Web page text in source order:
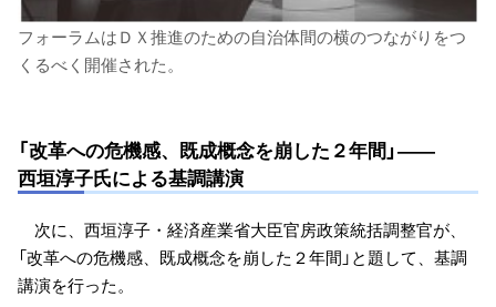
フォーラムはＤＸ推進のための自治体間の横のつながりをつ
くるべく開催された。
「改革への危機感、既成概念を崩した２年間」――
西垣淳子氏による基調講演
次に、西垣淳子・経済産業省大臣官房政策統括調整官が、
「改革への危機感、既成概念を崩した２年間」と題して、基調
講演を行った。